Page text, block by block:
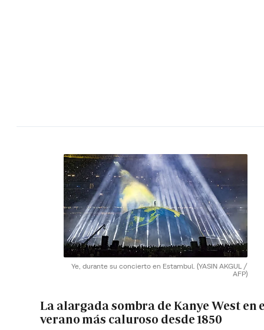
Ye, durante su concierto en Estambul. (YASIN AKGUL /
AFP)
La alargada sombra de Kanye West en
verano más caluroso desde 1850